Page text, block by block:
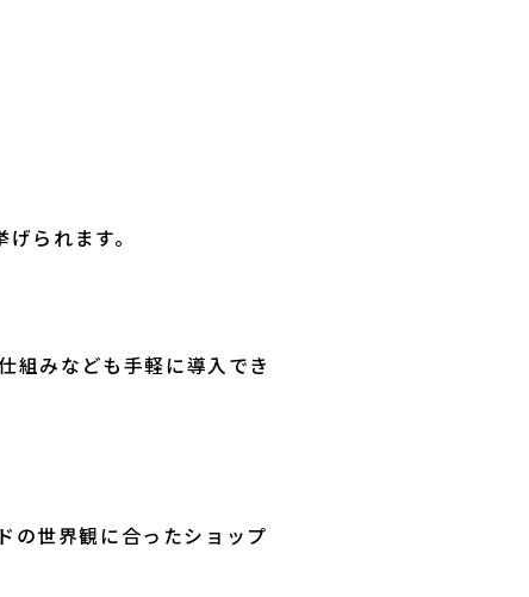
られます。
組みなども手軽に導入でき
の世界観に合ったショップ